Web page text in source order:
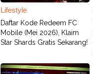
Lifestyle
Daftar Kode Redeem FC
Mobile (Mei 2026), Klaim
Star Shards Gratis Sekarang!